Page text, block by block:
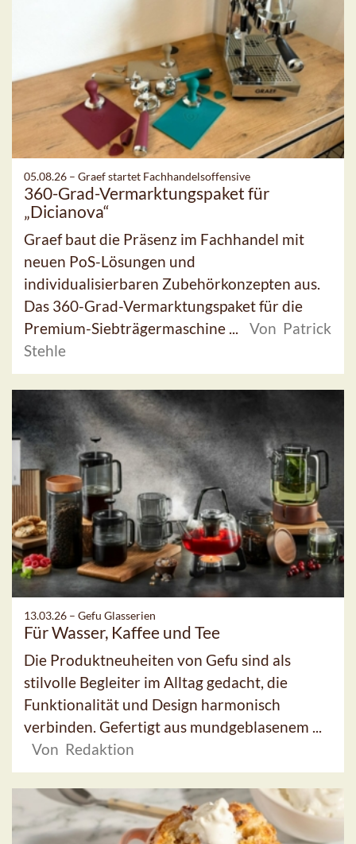
05.08.26 – Graef startet Fachhandelsoffensive
360-Grad-Vermarktungspaket für
„Dicianova“
Graef baut die Präsenz im Fachhandel mit
neuen PoS-Lösungen und
individualisierbaren Zubehörkonzepten aus.
Das 360-Grad-Vermarktungspaket für die
Premium-Siebträgermaschine ...
Von Patrick
Stehle
13.03.26 – Gefu Glasserien
Für Wasser, Kaffee und Tee
Die Produktneuheiten von Gefu sind als
stilvolle Begleiter im Alltag gedacht, die
Funktionalität und Design harmonisch
verbinden. Gefertigt aus mundgeblasenem ...
Von Redaktion